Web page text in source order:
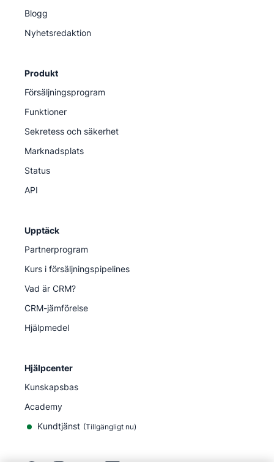
Blogg
Nyhetsredaktion
Produkt
Försäljningsprogram
Funktioner
Sekretess och säkerhet
Marknadsplats
Status
API
Upptäck
Partnerprogram
Kurs i försäljningspipelines
Vad är CRM?
CRM-jämförelse
Hjälpmedel
Hjälpcenter
Kunskapsbas
Academy
Kundtjänst (Tillgängligt nu)